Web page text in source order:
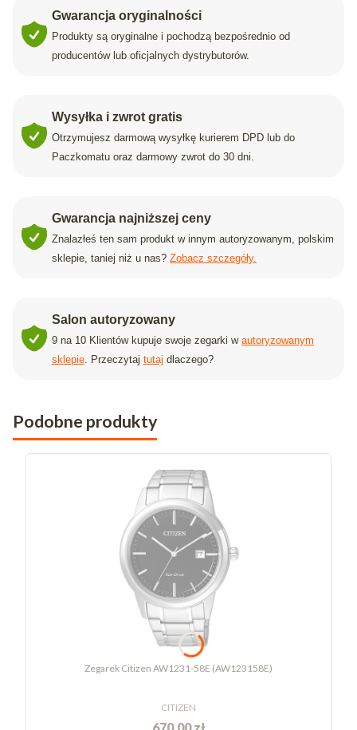
Gwarancja oryginalności
Produkty są oryginalne i pochodzą bezpośrednio od
producentów lub oficjalnych dystrybutorów.
Wysyłka i zwrot gratis
Otrzymujesz darmową wysyłkę kurierem DPD lub do
Paczkomatu oraz darmowy zwrot do 30 dni.
Gwarancja najniższej ceny
Znalazłeś ten sam produkt w innym autoryzowanym, polskim
sklepie, taniej niż u nas? Zobacz szczegóły.
Salon autoryzowany
9 na 10 Klientów kupuje swoje zegarki w autoryzowanym
sklepie. Przeczytaj tutaj dlaczego?
Podobne produkty
Zegarek Citizen AW1231-58E (AW123158E)
CITIZEN